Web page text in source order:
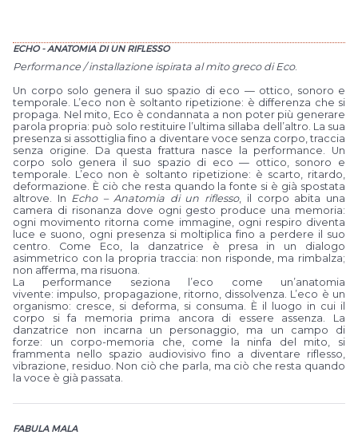
ECHO - ANATOMIA DI UN RIFLESSO
Performance / installazione ispirata al mito greco di Eco.
Un corpo solo genera il suo spazio di eco — ottico, sonoro e
temporale. L’eco non è soltanto ripetizione: è differenza che si
propaga. Nel mito, Eco è condannata a non poter più generare
parola propria: può solo restituire l’ultima sillaba dell’altro. La sua
presenza si assottiglia fino a diventare voce senza corpo, traccia
senza origine. Da questa frattura nasce la performance. Un
corpo solo genera il suo spazio di eco — ottico, sonoro e
temporale. L’eco non è soltanto ripetizione: è scarto, ritardo,
deformazione. È ciò che resta quando la fonte si è già spostata
altrove. In Echo – Anatomia di un riflesso, il corpo abita una
camera di risonanza dove ogni gesto produce una memoria:
ogni movimento ritorna come immagine, ogni respiro diventa
luce e suono, ogni presenza si moltiplica fino a perdere il suo
centro. Come Eco, la danzatrice è presa in un dialogo
asimmetrico con la propria traccia: non risponde, ma rimbalza;
non afferma, ma risuona.
La performance seziona l’eco come un’anatomia
vivente: impulso, propagazione, ritorno, dissolvenza. L’eco è un
organismo: cresce, si deforma, si consuma. È il luogo in cui il
corpo si fa memoria prima ancora di essere assenza. La
danzatrice non incarna un personaggio, ma un campo di
forze: un corpo-memoria che, come la ninfa del mito, si
frammenta nello spazio audiovisivo fino a diventare riflesso,
vibrazione, residuo. Non ciò che parla, ma ciò che resta quando
la voce è già passata.
FABULA MALA